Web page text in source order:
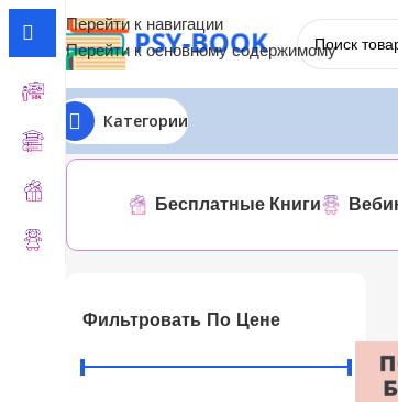
Перейти к навигации
Перейти к основному содержимому
Категории
Главная Анна Кореневич
Бесплатные Книги
Фильтровать По Цене